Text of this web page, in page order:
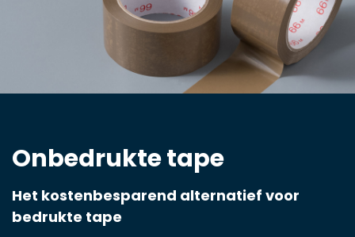
Onbedrukte tape
Het kostenbesparend alternatief voor
bedrukte tape